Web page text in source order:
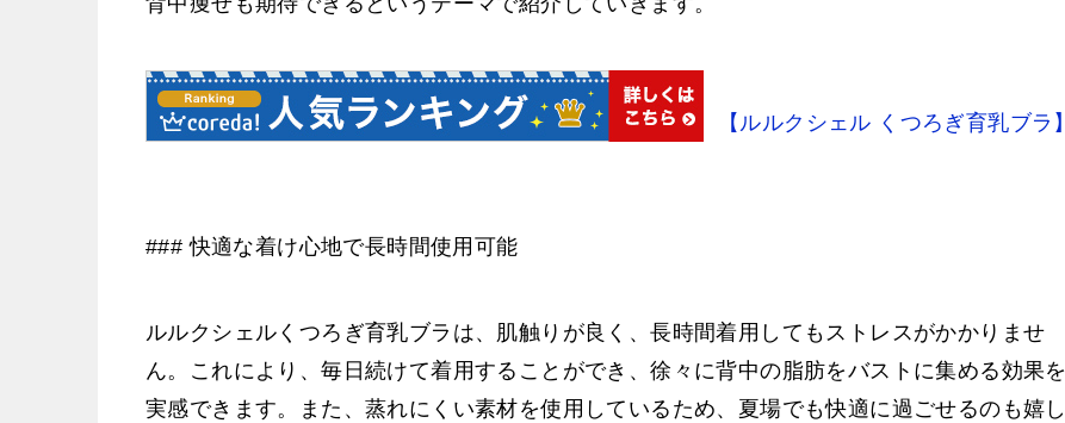
【ルルクシェル くつろぎ育乳ブラ】
### 快適な着け心地で長時間使用可能
ルルクシェルくつろぎ育乳ブラは、肌触りが良く、長時間着用してもストレスがかかりませ
ん。これにより、毎日続けて着用することができ、徐々に背中の脂肪をバストに集める効果を
実感できます。また、蒸れにくい素材を使用しているため、夏場でも快適に過ごせるのも嬉し